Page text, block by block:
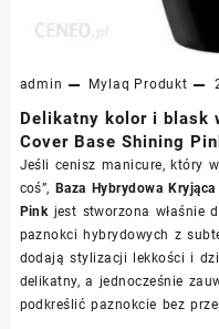
admin Mylaq Produkt
Delikatny kolor i blask
Cover Base Shining
Jeśli cenisz manicure, który
coś”, Baza Hybrydowa
Pinkjest stworzona właśnie
paznokci hybrydowych z
dodają stylizacji lekkości i
delikatny, a jednocześnie
podkreślić paznokcie bez